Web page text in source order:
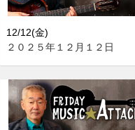
12/12(金)
２０２５年１２月１２日